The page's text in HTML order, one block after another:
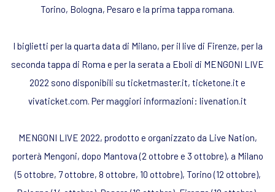
Torino, Bologna, Pesaro e la prima tappa romana.
I biglietti per la quarta data di Milano, per il live di Firenze, per la
seconda tappa di Roma e per la serata a Eboli di MENGONI LIVE
2022 sono disponibili su ticketmaster.it, ticketone.it e
vivaticket.com. Per maggiori informazioni: livenation.it
MENGONI LIVE 2022, prodotto e organizzato da Live Nation,
porterà Mengoni, dopo Mantova (2 ottobre e 3 ottobre), a Milano
(5 ottobre, 7 ottobre, 8 ottobre, 10 ottobre), Torino (12 ottobre),